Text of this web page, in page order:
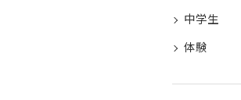
中学生
体験